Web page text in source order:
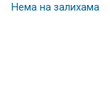
Нема на залихама